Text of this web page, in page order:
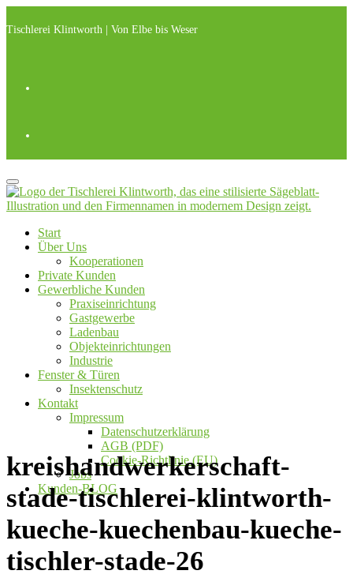
Inhalt
Tischlerei Klintworth | Von Elbe bis Weser
Start
Über Uns
Kooperationen
Private Kunden
Gewerbliche Kunden
Praxiseinrichtung
Gastgewerbe
Ladenbau
Objekteinrichtungen
Industrie
Fenster & Türen
Insektenschutz
Kontakt
Impressum
Datenschutzerklärung
AGB (PDF)
Cookie-Richtlinie (EU)
Jobs
Kunden-BLOG
kreishandwerkerschaft-
stade-tischlerei-klintworth-
kueche-kuechenbau-kueche-
tischler-stade-26